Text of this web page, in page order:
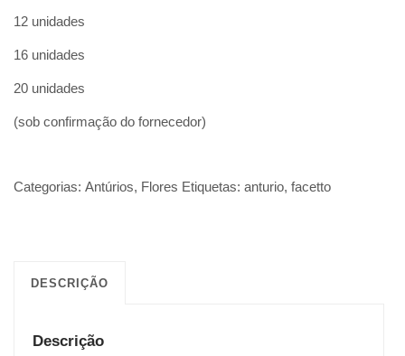
12 unidades
16 unidades
20 unidades
(sob confirmação do fornecedor)
Categorias: Antúrios, Flores Etiquetas: anturio, facetto
DESCRIÇÃO
Descrição